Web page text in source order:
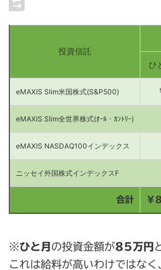
投資信託
ひ
eMAXIS Slim米国株式(S&P500)
eMAXIS Slim全世界株式(ｵｰﾙ・ｶﾝﾄﾘｰ)
eMAXIS NASDAQ100インデックス
ニッセイ外国株式インデックスF
合計 ￥
※ひと月 の投資金額が85万円
これは給料が高いわけではなく